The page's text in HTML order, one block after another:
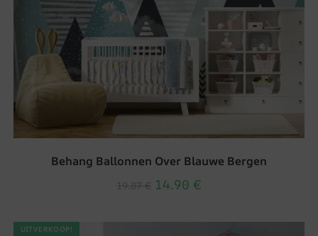
Behang Ballonnen Over Blauwe Bergen
14.90 €
UITVERKOOP!